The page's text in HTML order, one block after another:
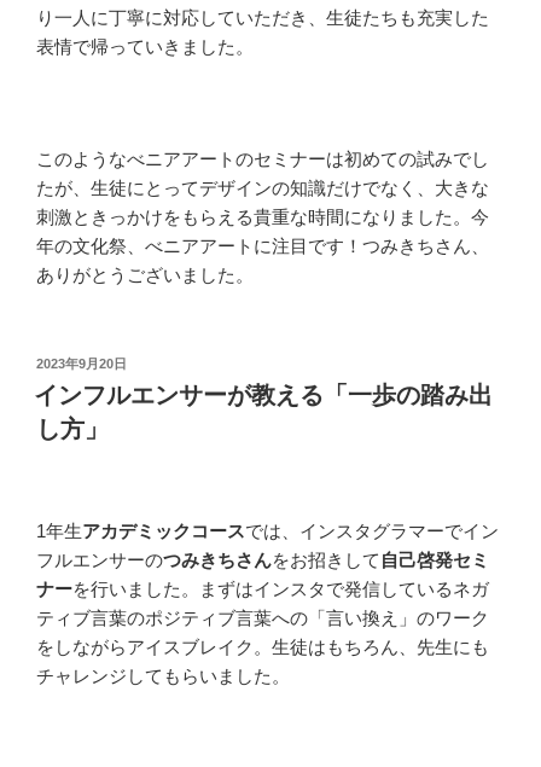
り一人に丁寧に対応していただき、生徒たちも充実した
表情で帰っていきました。
このようなべニアアートのセミナーは初めての試みでし
たが、生徒にとってデザインの知識だけでなく、大きな
刺激ときっかけをもらえる貴重な時間になりました。今
年の文化祭、べニアアートに注目です！つみきちさん、
ありがとうございました。
投
日:
2023年9月20日
インフルエンサーが教える「一歩の踏み出
し方」
1年生アカデミックコースでは、インスタグラマーでイン
フルエンサーのつみきちさんをお招きして 自己啓発セミ
ナーを行いました。まずはインスタで発信しているネガ
ティブ言葉のポジティブ言葉への「言い換え」のワーク
をしながらアイスブレイク。生徒はもちろん、先生にも
チャレンジしてもらいました。